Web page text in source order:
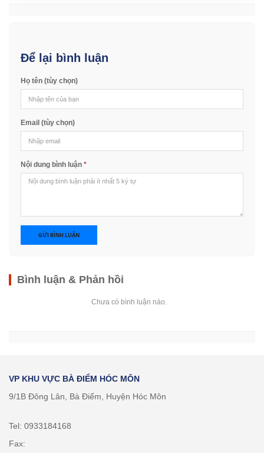
Để lại bình luận
Họ tên (tùy chọn)
Email (tùy chọn)
Nội dung bình luận *
GỬI BÌNH LUẬN
Bình luận & Phản hồi
Chưa có bình luận nào.
VP KHU VỰC BÀ ĐIỂM HÓC MÔN
9/1B Đông Lân, Bà Điểm, Huyện Hóc Môn
Tel: 0933184168
Fax: